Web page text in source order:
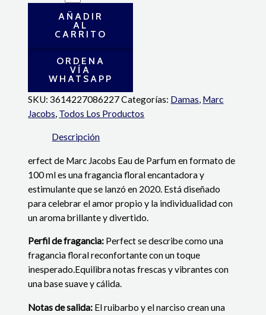
AÑADIR
AL
CARRITO
ORDENA
VÍA
WHATSAPP
SKU:3614227086227Categorías: Damas, Marc
Jacobs, Todos Los Productos
Descripción
erfect de Marc Jacobs Eau de Parfum en formato de
100 ml es una fragancia floral encantadora y
estimulante que se lanzó en 2020. Está diseñado
para celebrar el amor propio y la individualidad con
un aroma brillante y divertido.
Perfil de fragancia: Perfect se describe como una
fragancia floral reconfortante con un toque
inesperado.Equilibra notas frescas y vibrantes con
una base suave y cálida.
Notas de salida: El ruibarbo y el narciso crean una